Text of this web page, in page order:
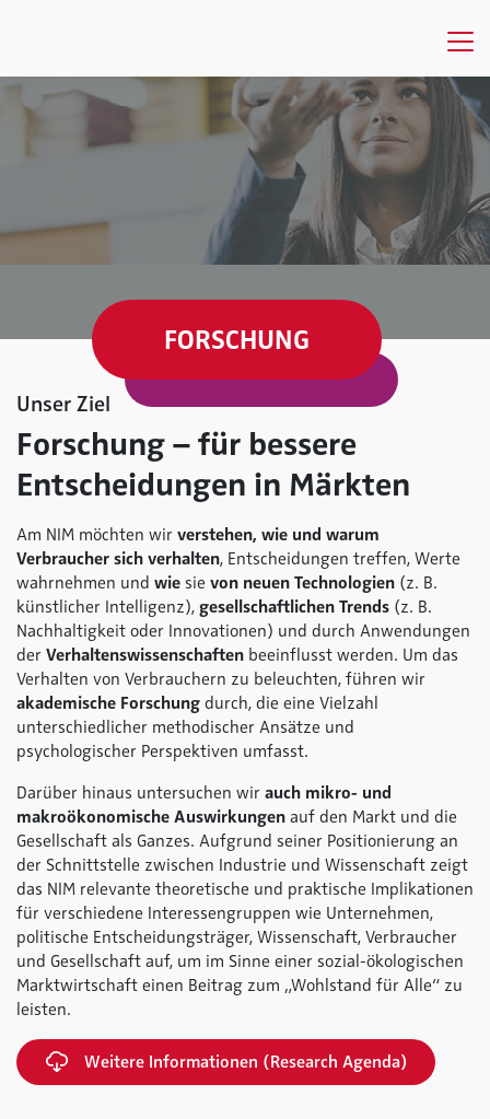
FORSCHUNG
Unser Ziel
Forschung – für bessere
Entscheidungen in Märkten
Am NIM möchten wir verstehen, wie und warum
Verbraucher sich verhalten, Entscheidungen treffen, Werte
wahrnehmen und wie sie von neuen Technologien (z. B.
künstlicher Intelligenz), gesellschaftlichen Trends (z. B.
Nachhaltigkeit oder Innovationen) und durch Anwendungen
der Verhaltenswissenschaften beeinflusst werden. Um das
Verhalten von Verbrauchern zu beleuchten, führen wir
akademische Forschung durch, die eine Vielzahl
unterschiedlicher methodischer Ansätze und
psychologischer Perspektiven umfasst.
Darüber hinaus untersuchen wir auch mikro- und
makroökonomische Auswirkungen auf den Markt und die
Gesellschaft als Ganzes. Aufgrund seiner Positionierung an
der Schnittstelle zwischen Industrie und Wissenschaft zeigt
das NIM relevante theoretische und praktische Implikationen
für verschiedene Interessengruppen wie Unternehmen,
politische Entscheidungsträger, Wissenschaft, Verbraucher
und Gesellschaft auf, um im Sinne einer sozial-ökologischen
Marktwirtschaft einen Beitrag zum „Wohlstand für Alle“ zu
leisten.
Weitere Informationen (Research Agenda)